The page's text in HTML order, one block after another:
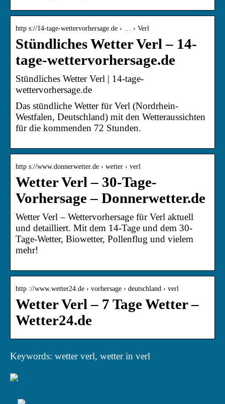
http s://14-tage-wettervorhersage.de › … › Verl
Stündliches Wetter Verl – 14-
tage-wettervorhersage.de
Stündliches Wetter Verl | 14-tage-
wettervorhersage.de
Das stündliche Wetter für Verl (Nordrhein-
Westfalen, Deutschland) mit den Wetteraussichten
für die kommenden 72 Stunden.
http s://www.donnerwetter.de › wetter › verl
Wetter Verl – 30-Tage-
Vorhersage – Donnerwetter.de
Wetter Verl – Wettervorhersage für Verl aktuell
und detailliert. Mit dem 14-Tage und dem 30-
Tage-Wetter, Biowetter, Pollenflug und vielem
mehr!
http ://www.wetter24.de › vorhersage › deutschland › verl
Wetter Verl – 7 Tage Wetter –
Wetter24.de
Keywords: wetter verl, wetter in verl